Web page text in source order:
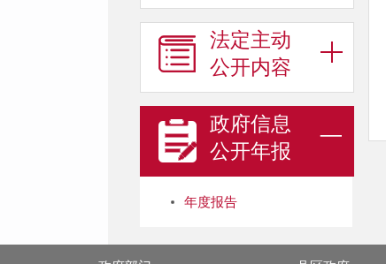
法定主动
公开内容
政府信息
公开年报
年度报告